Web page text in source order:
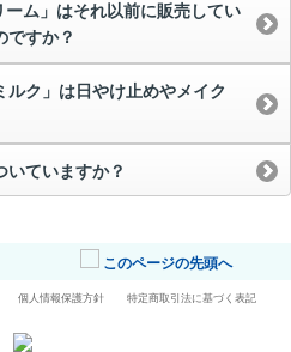
ム」はそれ以前に販売してい
ですか？
ク」は日やけ止めやメイク
いていますか？
このページの先頭へ
個人情報保護方針
特定商取引法に基づく表記